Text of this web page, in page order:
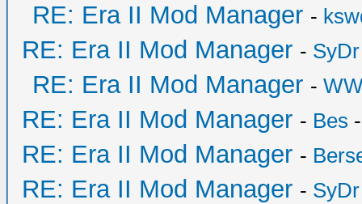
RE: Era II Mod Manager -
RE: Era II Mod Manager - SyDr
RE: Era II Mod Manager -
RE: Era II Mod Manager - Bes
RE: Era II Mod Manager -
RE: Era II Mod Manager - SyDr